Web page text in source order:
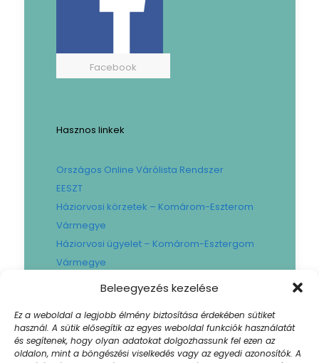
Beleegyezés kezelése
Ez a weboldal a legjobb élmény biztosítása érdekében sütiket
használ. A sütik elősegítik az egyes weboldal funkciók használatát
és segítenek, hogy olyan adatokat dolgozhassunk fel ezen az
oldalon, mint a böngészési viselkedés vagy az egyedi azonosítók. A
Facebook
Hasznos linkek
Országos Online Várólista Rendszer
EESZT
Háziorvosi körzetek – Komárom-Eszterom
Vármegye
Háziorvosi ügyelet – Komárom-Esztergom
Vármegye
Gyógyszertári ügyelet – Komárom-
Városi Fogászat
Művese Állomás B.Braun
Facility hibabejelentő